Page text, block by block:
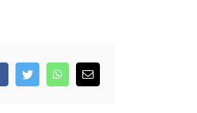
FacebookTwitterWhatsApp
Email